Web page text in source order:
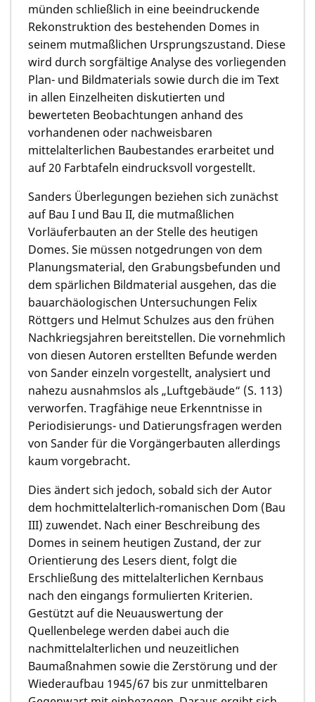
münden schließlich in eine beeindruckende
Rekonstruktion des bestehenden Domes in
seinem mutmaßlichen Ursprungszustand. Diese
wird durch sorgfältige Analyse des vorliegenden
Plan- und Bildmaterials sowie durch die im Text
in allen Einzelheiten diskutierten und
bewerteten Beobachtungen anhand des
vorhandenen oder nachweisbaren
mittelalterlichen Baubestandes erarbeitet und
auf 20 Farbtafeln eindrucksvoll vorgestellt.
Sanders Überlegungen beziehen sich zunächst
auf Bau I und Bau II, die mutmaßlichen
Vorläuferbauten an der Stelle des heutigen
Domes. Sie müssen notgedrungen von dem
Planungsmaterial, den Grabungsbefunden und
dem spärlichen Bildmaterial ausgehen, das die
bauarchäologischen Untersuchungen Felix
Röttgers und Helmut Schulzes aus den frühen
Nachkriegsjahren bereitstellen. Die vornehmlich
von diesen Autoren erstellten Befunde werden
von Sander einzeln vorgestellt, analysiert und
nahezu ausnahmslos als „Luftgebäude“ (S. 113)
verworfen. Tragfähige neue Erkenntnisse in
Periodisierungs- und Datierungsfragen werden
von Sander für die Vorgängerbauten allerdings
kaum vorgebracht.
Dies ändert sich jedoch, sobald sich der Autor
dem hochmittelalterlich-romanischen Dom (Bau
III) zuwendet. Nach einer Beschreibung des
Domes in seinem heutigen Zustand, der zur
Orientierung des Lesers dient, folgt die
Erschließung des mittelalterlichen Kernbaus
nach den eingangs formulierten Kriterien.
Gestützt auf die Neuauswertung der
Quellenbelege werden dabei auch die
nachmittelalterlichen und neuzeitlichen
Baumaßnahmen sowie die Zerstörung und der
Wiederaufbau 1945/67 bis zur unmittelbaren